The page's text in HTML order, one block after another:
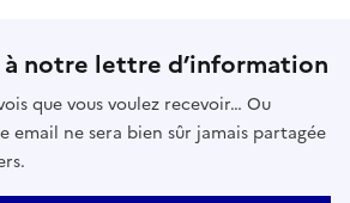
notre lettre d’information
que vous voulez recevoir… Ou
email ne sera bien sûr jamais partagée